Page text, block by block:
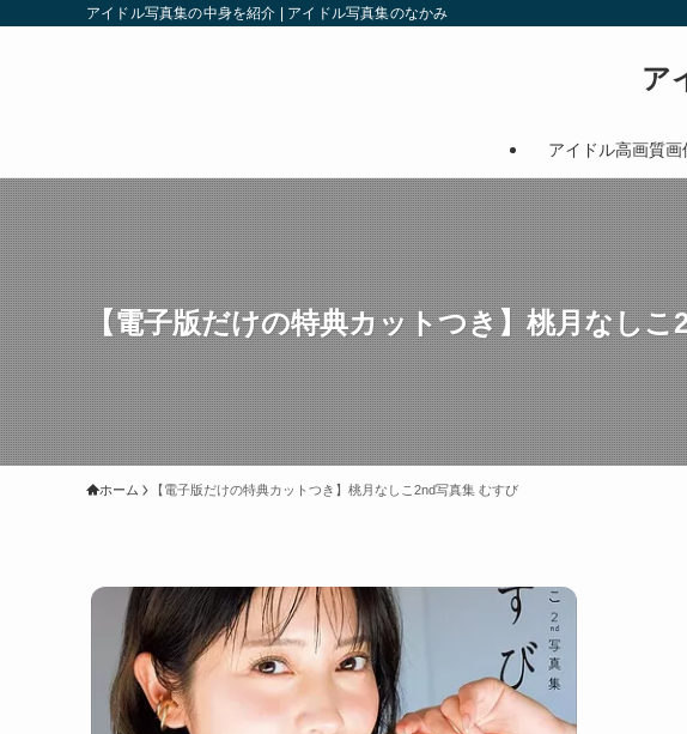
アイドル写真集の中身を紹介 | アイドル写真集のなかみ
ア
アイドル高画質画
【電子版だけの特典カットつき】桃月なしこ
ホーム 【電子版だけの特典カットつき】桃月なしこ2nd写真集 むすび